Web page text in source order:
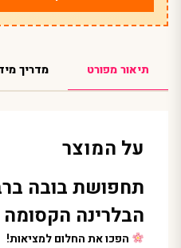
תיאור מפורט מדריך
על המוצר
תחפושת בובה
הבלרינה הקסומה
הפכו את החלום למציאות!